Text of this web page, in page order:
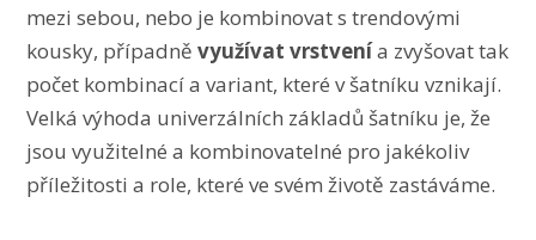
mezi sebou, nebo je kombinovat s trendovými
kousky, případněvyužívat vrstvenía zvyšovat tak
počet kombinací a variant, které v šatníku vznikají.
Velká výhoda univerzálních základů šatníku je, že
jsou využitelné a kombinovatelné pro jakékoliv
příležitosti a role, které ve svém životě zastáváme.